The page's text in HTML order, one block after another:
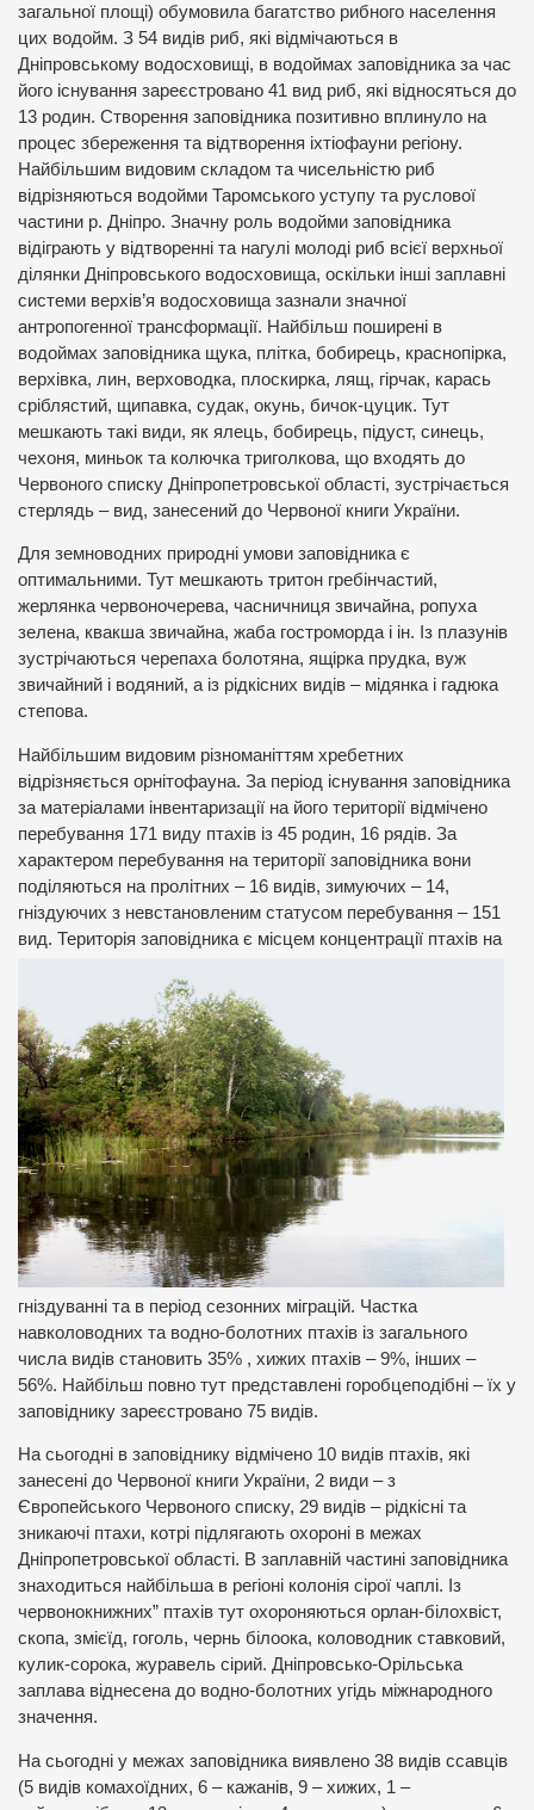
загальної площі) обумовила багатство рибного населення
цих водойм. З 54 видів риб, які відмічаються в
Дніпровському водосховищі, в водоймах заповідника за час
його існування зареєстровано 41 вид риб, які відносяться до
13 родин. Створення заповідника позитивно вплинуло на
процес збереження та відтворення іхтіофауни регіону.
Найбільшим видовим складом та чисельністю риб
відрізняються водойми Таромського уступу та руслової
частини р. Дніпро. Значну роль водойми заповідника
відіграють у відтворенні та нагулі молоді риб всієї верхньої
ділянки Дніпровського водосховища, оскільки інші заплавні
системи верхів’я водосховища зазнали значної
антропогенної трансформації. Найбільш поширені в
водоймах заповідника щука, плітка, бобирець, краснопірка,
верхівка, лин, верховодка, плоскирка, лящ, гірчак, карась
сріблястий, щипавка, судак, окунь, бичок-цуцик. Тут
мешкають такі види, як ялець, бобирець, підуст, синець,
чехоня, миньок та колючка триголкова, що входять до
Червоного списку Дніпропетровської області, зустрічається
стерлядь – вид, занесений до Червоної книги України.
Для земноводних природні умови заповідника є
оптимальними. Тут мешкають тритон гребінчастий,
жерлянка червоночерева, часничниця звичайна, ропуха
зелена, квакша звичайна, жаба гостроморда і ін. Із плазунів
зустрічаються черепаха болотяна, ящірка прудка, вуж
звичайний і водяний, а із рідкісних видів – мідянка і гадюка
степова.
Найбільшим видовим різноманіттям хребетних
відрізняється орнітофауна. За період існування заповідника
за матеріалами інвентаризації на його території відмічено
перебування 171 виду птахів із 45 родин, 16 рядів. За
характером перебування на території заповідника вони
поділяються на пролітних – 16 видів, зимуючих – 14,
гніздуючих з невстановленим статусом перебування – 151
вид. Територія заповідника є місцем концентрації птахів на
гніздуванні та в період сезонних міграцій. Частка
навколоводних та водно-болотних птахів із загального
числа видів становить 35% , хижих птахів – 9%, інших –
56%. Найбільш повно тут представлені горобцеподібні – їх у
заповіднику зареєстровано 75 видів.
На сьогодні в заповіднику відмічено 10 видів птахів, які
занесені до Червоної книги України, 2 види – з
Європейського Червоного списку, 29 видів – рідкісні та
зникаючі птахи, котрі підлягають охороні в межах
Дніпропетровської області. В заплавній частині заповідника
знаходиться найбільша в регіоні колонія сірої чаплі. Із
червонокнижних” птахів тут охороняються орлан-білохвіст,
скопа, змієїд, гоголь, чернь білоока, коловодник ставковий,
кулик-сорока, журавель сірий. Дніпровсько-Орільська
заплава віднесена до водно-болотних угідь міжнародного
значення.
На сьогодні у межах заповідника виявлено 38 видів ссавців
(5 видів комахоїдних, 6 – кажанів, 9 – хижих, 1 –